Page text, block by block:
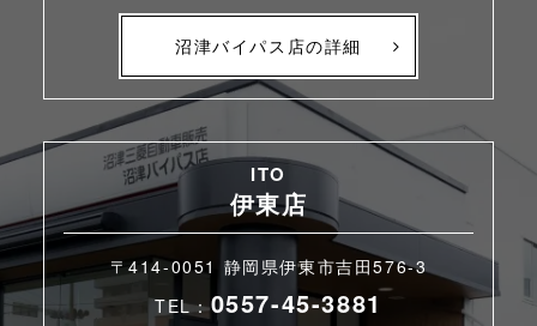
沼津バイパス店の詳細
ITO
伊東店
〒414-0051 静岡県伊東市吉田576-3
TEL：0557-45-3881